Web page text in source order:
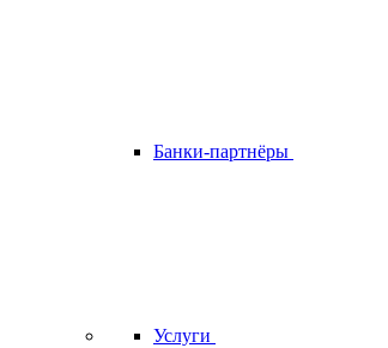
Банки-партнёры
Услуги